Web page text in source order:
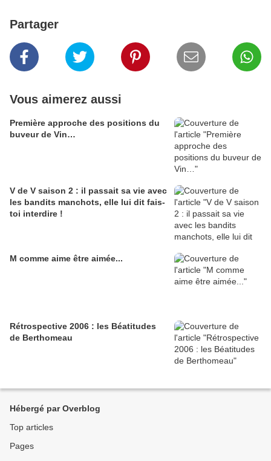
Partager
Vous aimerez aussi
Première approche des positions du
buveur de Vin…
V de V saison 2 : il passait sa vie avec
les bandits manchots, elle lui dit fais-
toi interdire !
M comme aime être aimée...
Rétrospective 2006 : les Béatitudes
de Berthomeau
Hébergé par Overblog
Top articles
Pages